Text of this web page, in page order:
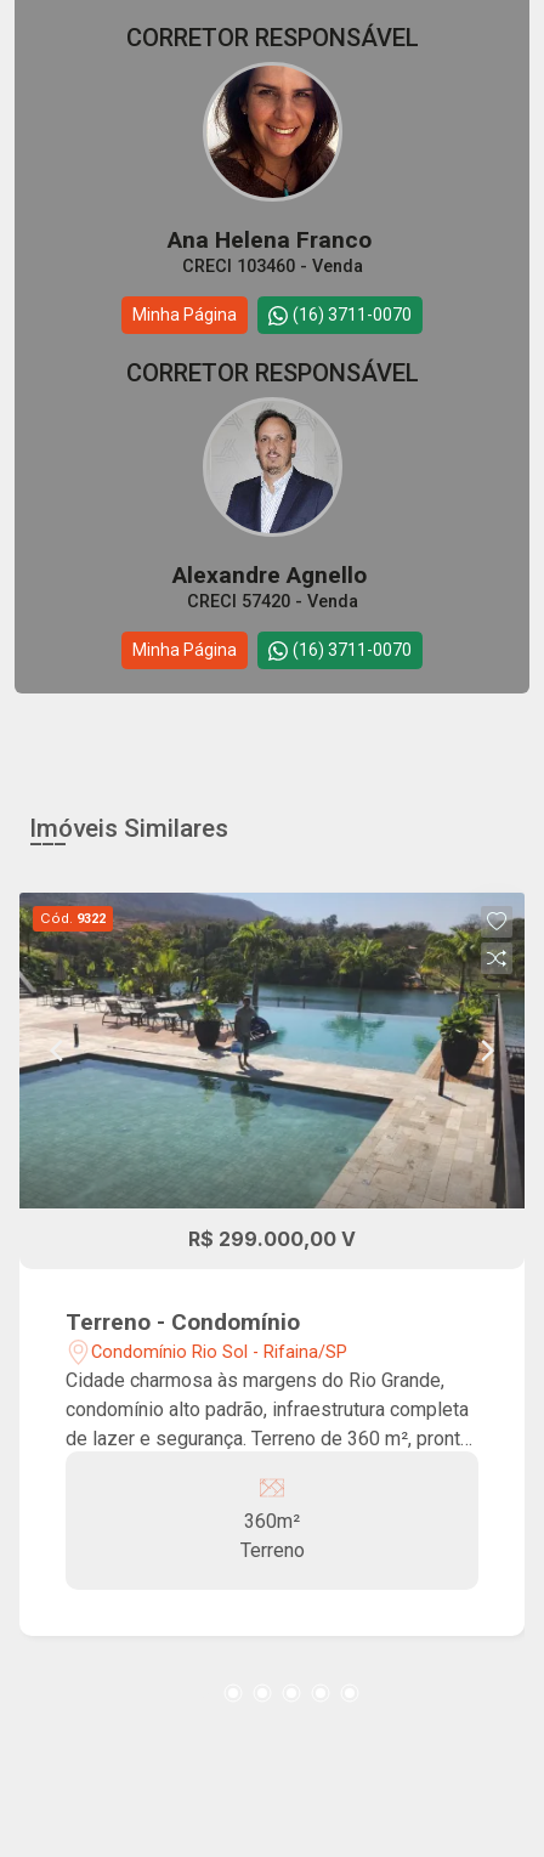
CORRETOR RESPONSÁVEL
Ana Helena Franco
CRECI 103460 - Venda
Minha Página (16) 3711-0070
CORRETOR RESPONSÁVEL
Alexandre Agnello
CRECI 57420 - Venda
Minha Página (16) 3711-0070
Imóveis Similares
Cód. 9322
R$ 299.000,00 V
Terreno - Condomínio
Condomínio Rio Sol - Rifaina/SP
Cidade charmosa às margens do Rio Grande,
condomínio alto padrão, infraestrutura completa
de lazer e segurança. Terreno de 360 m², pronto
completo para toda a família. O condomínio
oferece restaurante, piscinas, salão de festas,
360m²
Terreno